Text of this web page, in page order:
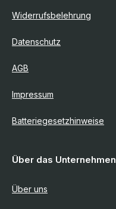
Widerrufsbelehrung
Datenschutz
AGB
Impressum
Batteriegesetzhinweise
Über das Unternehmen
Über uns